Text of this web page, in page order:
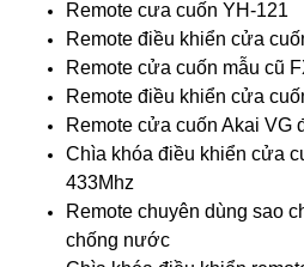
Remote cưa cuốn YH-121
Remote điều khiển cửa
Remote cửa cuốn mẫu cũ
Remote điều khiển cửa
Remote cửa cuốn Akai VG
Chìa khóa điều khiển cửa
433Mhz
Remote chuyên dùng sao
chống nước